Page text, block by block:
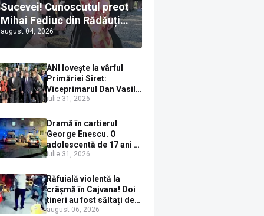
Sucevei! Cunoscutul preot
Mihai Fediuc din Rădăuți a
trecut la Biserica Creștină
Ortodoxă Valahă. ÎPS
Calinic anunță că îi
pregătește judecata
canonică
august 04, 2026
ANI lovește la vârful
Primăriei Siret:
Viceprimarul Dan Vasile
Sauciuc, declarat
cumul de funcții
iulie 31, 2026
Dramă în cartierul
George Enescu. O
adolescentă de 17 ani s-
a aruncat de la etajul 4
părinții, pe fondul
consumului de alcool în
exces la o petrecere
iulie 31, 2026
Răfuială violentă la
crâșmă în Cajvana! Doi
tineri au fost săltați de
polițiști după un scandal
august 06, 2026